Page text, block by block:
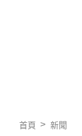
首頁 新聞